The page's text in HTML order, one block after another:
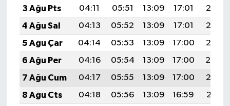
3 Ağu Pts
04:11 05:51 13:09 17:01
20:17
4 Ağu Sal
04:13 05:52 13:09 17:01
20:16
5 Ağu Çar
04:14 05:53 13:09 17:00
20:15
6 Ağu Per
04:16 05:54 13:09 17:00
20:14
7 Ağu Cum
04:17 05:55 13:09 17:00
20:12
8 Ağu Cts
04:18 05:56 13:09 16:59
20:11